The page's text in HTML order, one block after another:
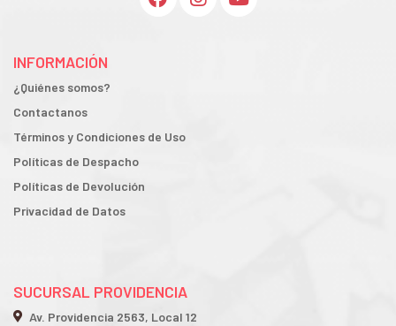
INFORMACIÓN
¿Quiénes somos?
Contactanos
Términos y Condiciones de Uso
Políticas de Despacho
Políticas de Devolución
Privacidad de Datos
SUCURSAL PROVIDENCIA
Av. Providencia 2563, Local 12